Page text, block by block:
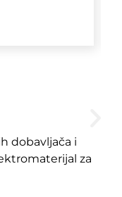
dobavljača i
za